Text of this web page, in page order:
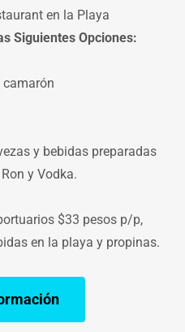
en la Playa
Siguientes Opciones:
camarón
y bebidas preparadas
y Vodka.
$33 pesos p/p,
en la playa y propinas.